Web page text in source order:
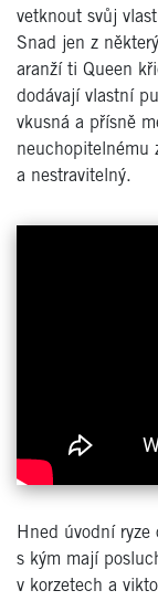
vetknout svůj
Snad jen z
aranží ti Queen
dodávají vlastní
vkusná a přísně
neuchopitelnému
a nestravitelný.
Hned úvodní
s kým mají
v korzetech a